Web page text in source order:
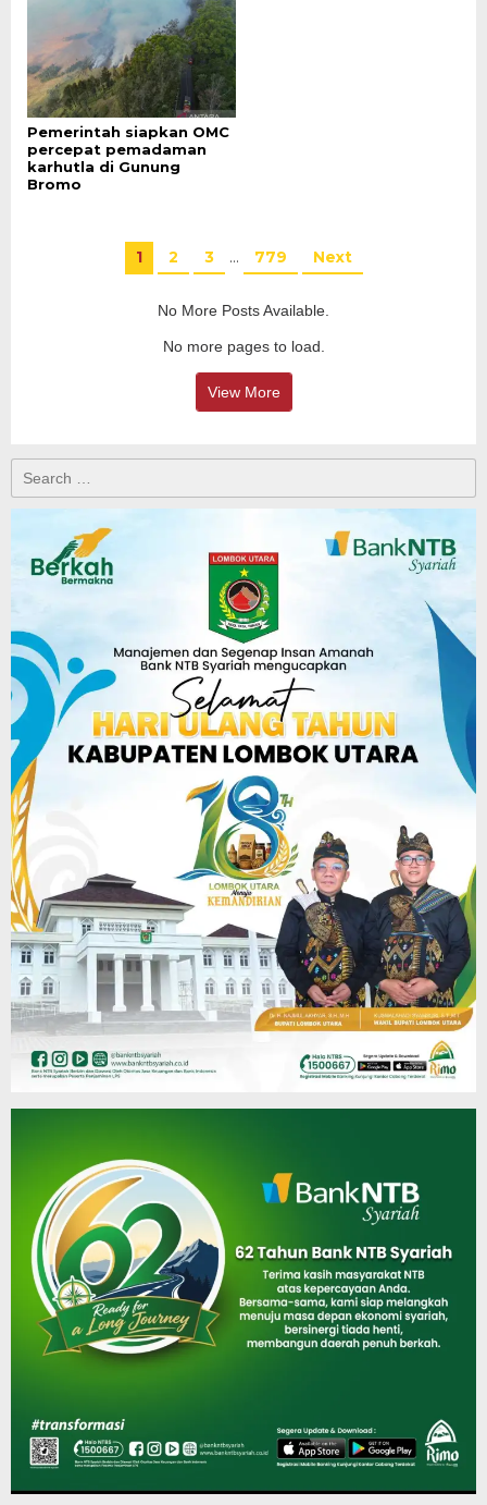
Pemerintah siapkan OMC
percepat pemadaman
karhutla di Gunung
Bromo
1 2 3 … 779 Next
No More Posts Available.
No more pages to load.
View More
for: